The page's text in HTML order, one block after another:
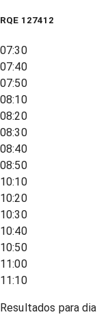
RQE 127412
07:30
07:40
07:50
08:10
08:20
08:30
08:40
08:50
10:10
10:20
10:30
10:40
10:50
11:00
11:10
Resultados para dia